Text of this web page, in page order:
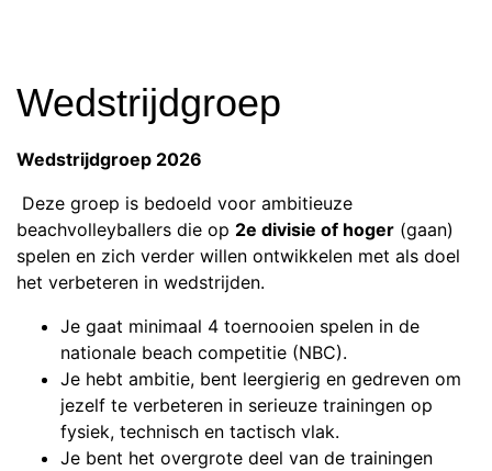
Wedstrijdgroep
Wedstrijdgroep 2026
Deze groep is bedoeld voor ambitieuze
beachvolleyballers die op 2e divisie of hoger (gaan)
spelen en zich verder willen ontwikkelen met als doel
het verbeteren in wedstrijden.
Je gaat minimaal 4 toernooien spelen in de
nationale beach competitie (NBC).
Je hebt ambitie, bent leergierig en gedreven om
jezelf te verbeteren in serieuze trainingen op
fysiek, technisch en tactisch vlak.
Je bent het overgrote deel van de trainingen